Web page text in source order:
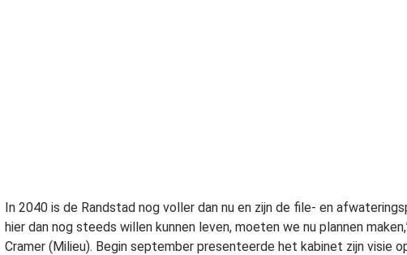
In 2040 is de Randstad nog voller dan nu en zijn de file- en
hier dan nog steeds willen kunnen leven, moeten we nu plannen
Cramer (Milieu). Begin september presenteerde het kabinet zijn visie